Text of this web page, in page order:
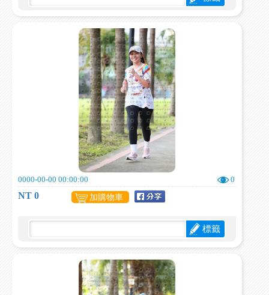
0000-00-00 00:00:00 0
NT 0 加購物車
標籤